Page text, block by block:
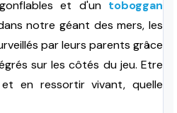
et d'un toboggan
notre géant des mers, les
par leurs parents grâce
sur les côtés du jeu. Etre
en ressortir vivant, quelle